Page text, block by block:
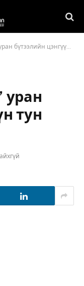
цэнгүүн тун удахгүй
уран
тун